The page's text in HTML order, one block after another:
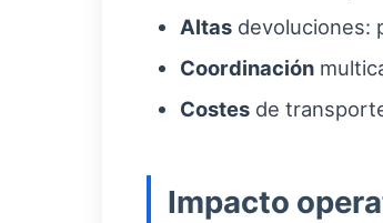
Altas devoluciones:
Coordinación
Costes de
Impacto